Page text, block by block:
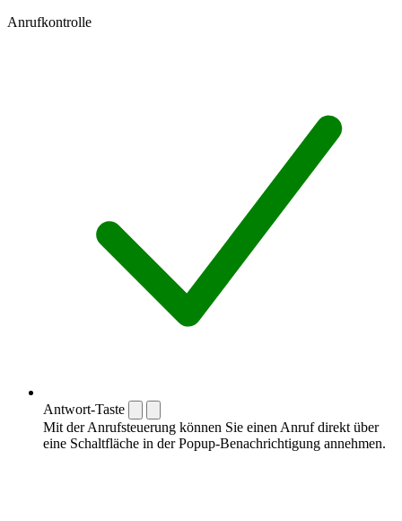
Anrufkontrolle
Antwort-Taste
Mit der Anrufsteuerung können Sie einen Anruf direkt über
eine Schaltfläche in der Popup-Benachrichtigung annehmen.